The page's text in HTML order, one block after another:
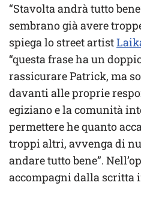
“Stavolta andrà tutto
sembrano già avere
spiega lo street artist
“questa frase ha un
rassicurare Patrick, ma
davanti alle proprie
egiziano e la comunità
permettere he quanto
troppi altri, avvenga di
andare tutto bene”.
accompagni dalla scritta